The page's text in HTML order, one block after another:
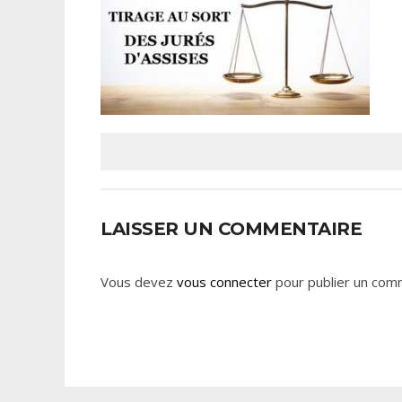
LAISSER UN COMMENTAIRE
Vous devez vous connecter pour publier un